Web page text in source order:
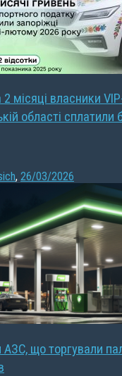
місяці власники
області сплатили
, 26/03/2026
АЗС, що торгували